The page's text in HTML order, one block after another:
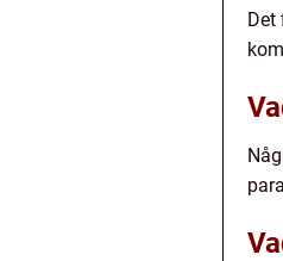
Det